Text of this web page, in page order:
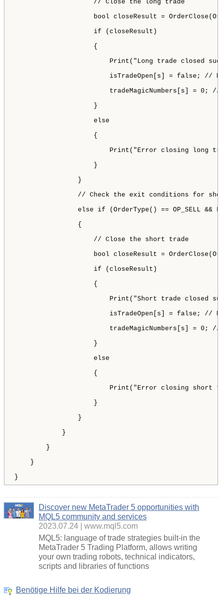
Discover new MetaTrader 5 opportunities with
MQL5 community and services
2023.07.24
www.mql5.com
MQL5: language of trade strategies built-in the
MetaTrader 5 Trading Platform, allows writing
your own trading robots, technical indicators,
scripts and libraries of functions
Benötige Hilfe bei der Kodierung